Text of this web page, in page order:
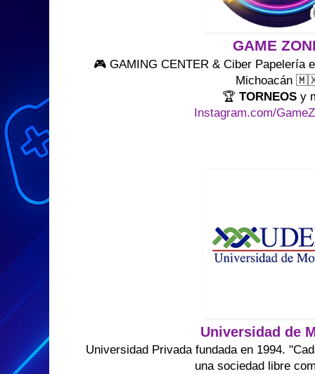
GAME
🎮 GAMING CENTER & Ciber Papelería
Michoacán
🏆TORNEOSy
Instagram.com/
Universidad de
Universidad Privada fundada en 1994.
una sociedad libre